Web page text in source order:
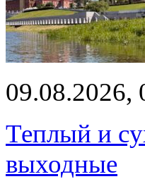
09.08.2026,
Теплый и
выходные